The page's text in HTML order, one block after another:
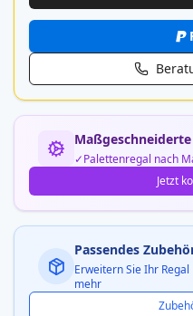
Palettenregal nach
Jetzt
Passendes
Erweitern Sie Ihr
mehr